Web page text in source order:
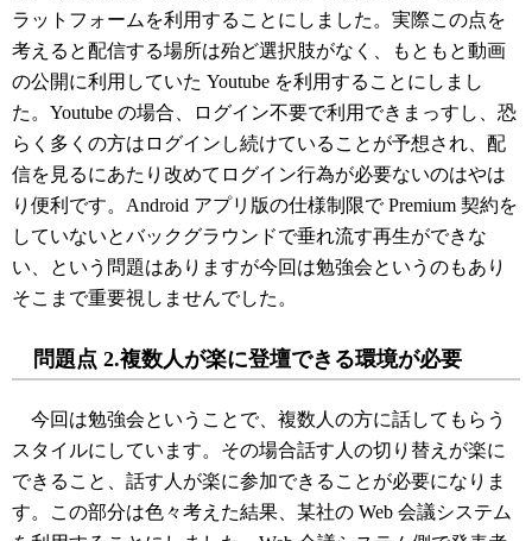
ラットフォームを利用することにしました。実際この点を
考えると配信する場所は殆ど選択肢がなく、もともと動画
の公開に利用していた Youtube を利用することにしまし
た。Youtube の場合、ログイン不要で利用できまっすし、恐
らく多くの方はログインし続けていることが予想され、配
信を見るにあたり改めてログイン行為が必要ないのはやは
り便利です。Android アプリ版の仕様制限で Premium 契約を
していないとバックグラウンドで垂れ流す再生ができな
い、という問題はありますが今回は勉強会というのもあり
そこまで重要視しませんでした。
問題点 2.複数人が楽に登壇できる環境が必要
今回は勉強会ということで、複数人の方に話してもらう
スタイルにしています。その場合話す人の切り替えが楽に
できること、話す人が楽に参加できることが必要になりま
す。この部分は色々考えた結果、某社の Web 会議システム